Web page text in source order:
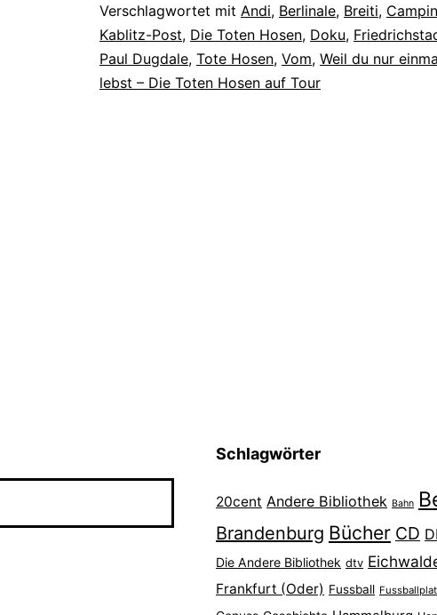
Verschlagwortet mit Andi, Berlinale, Breiti,
Kablitz-Post, Die Toten Hosen, Doku,
Paul Dugdale, Tote Hosen, Vom, Weil du nur
lebst – Die Toten Hosen auf Tour
Schlagwörter
20cent Andere Bibliothek Bahn
Brandenburg Bücher CD
Die Andere Bibliothek dtv
Frankfurt (Oder) Fussball